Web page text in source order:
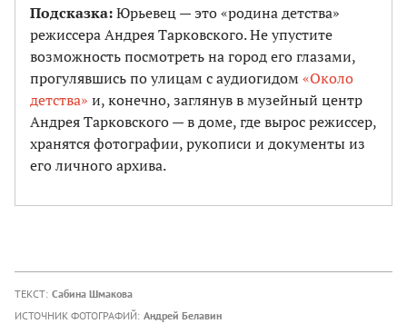
Подсказка:Юрьевец — это «родина детства»
режиссера Андрея Тарковского. Не упустите
возможность посмотреть на город его глазами,
прогулявшись по улицам с аудиогидом«Около
детства» и, конечно, заглянув в музейный центр
Андрея Тарковского — в доме, где вырос режиссер,
хранятся фотографии, рукописи и документы из
его личного архива.
ТЕКСТ: Сабина Шмакова
ИСТОЧНИК ФОТОГРАФИЙ: Андрей Белавин